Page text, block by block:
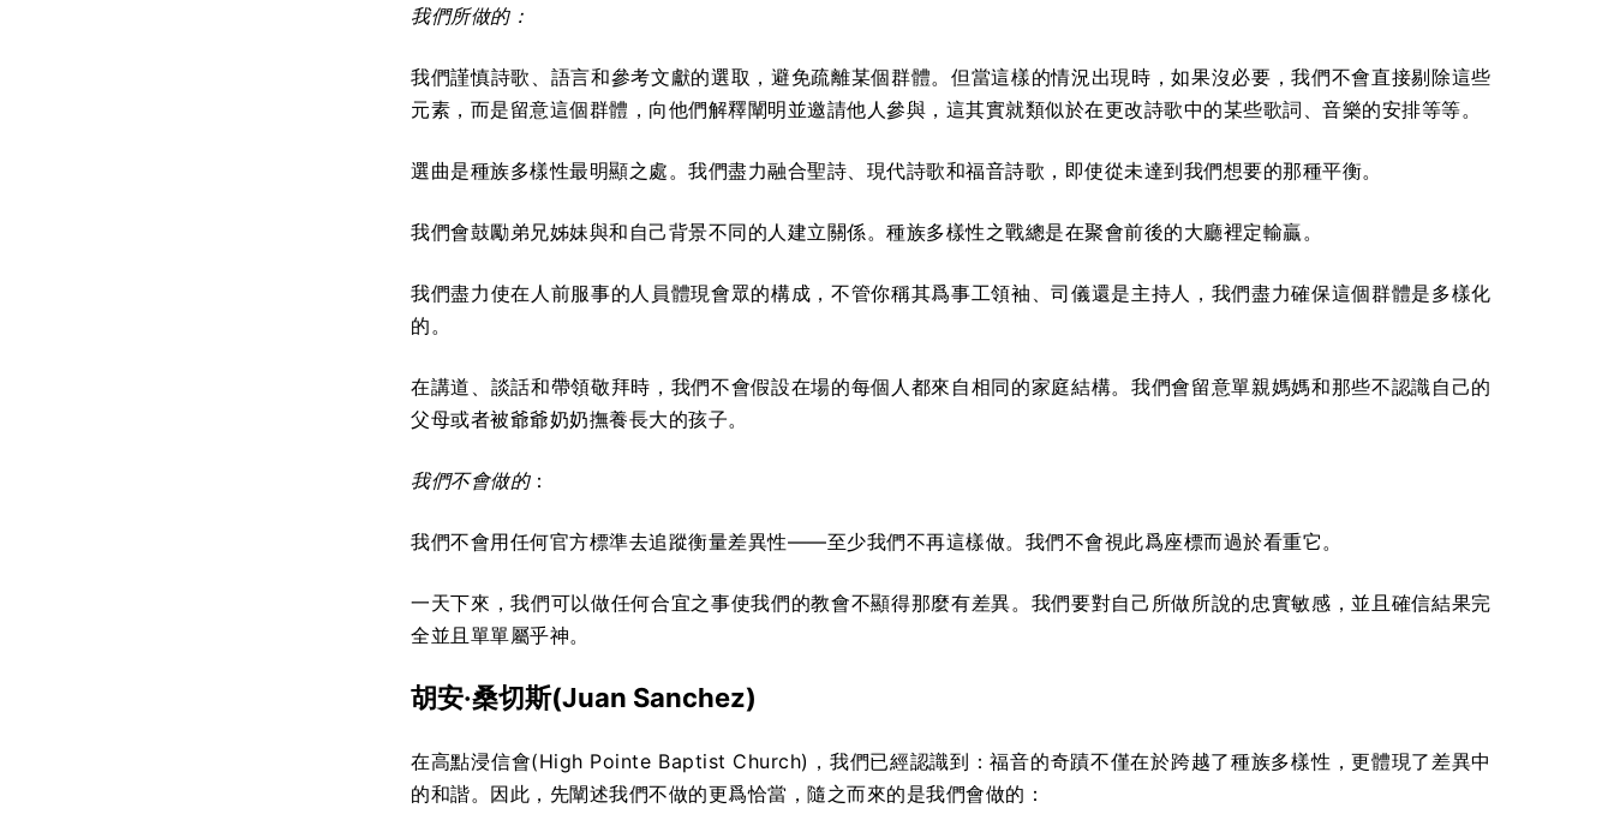
我們所做的：
我們謹慎詩歌、語言和參考文獻的選取，避免疏離某個群體。但當這樣的情況出現時，如果沒必要，我們不會直接剔除這些
元素，而是留意這個群體，向他們解釋闡明並邀請他人參與，這其實就類似於在更改詩歌中的某些歌詞、音樂的安排等等。
選曲是種族多樣性最明顯之處。我們盡力融合聖詩、現代詩歌和福音詩歌，即使從未達到我們想要的那種平衡。
我們會鼓勵弟兄姊妹與和自己背景不同的人建立關係。種族多樣性之戰總是在聚會前後的大廳裡定輸贏。
我們盡力使在人前服事的人員體現會眾的構成，不管你稱其爲事工領袖、司儀還是主持人，我們盡力確保這個群體是多樣化
的。
在講道、談話和帶領敬拜時，我們不會假設在場的每個人都來自相同的家庭結構。我們會留意單親媽媽和那些不認識自己的
父母或者被爺爺奶奶撫養長大的孩子。
我們不會做的：
我們不會用任何官方標準去追蹤衡量差異性——至少我們不再這樣做。我們不會視此爲座標而過於看重它。
一天下來，我們可以做任何合宜之事使我們的教會不顯得那麼有差異。我們要對自己所做所說的忠實敏感，並且確信結果完
全並且單單屬乎神。
胡安·桑切斯(Juan Sanchez)
在高點浸信會(High Pointe Baptist Church)，我們已經認識到：福音的奇蹟不僅在於跨越了種族多樣性，更體現了差異中
的和諧。因此，先闡述我們不做的更爲恰當，隨之而來的是我們會做的：